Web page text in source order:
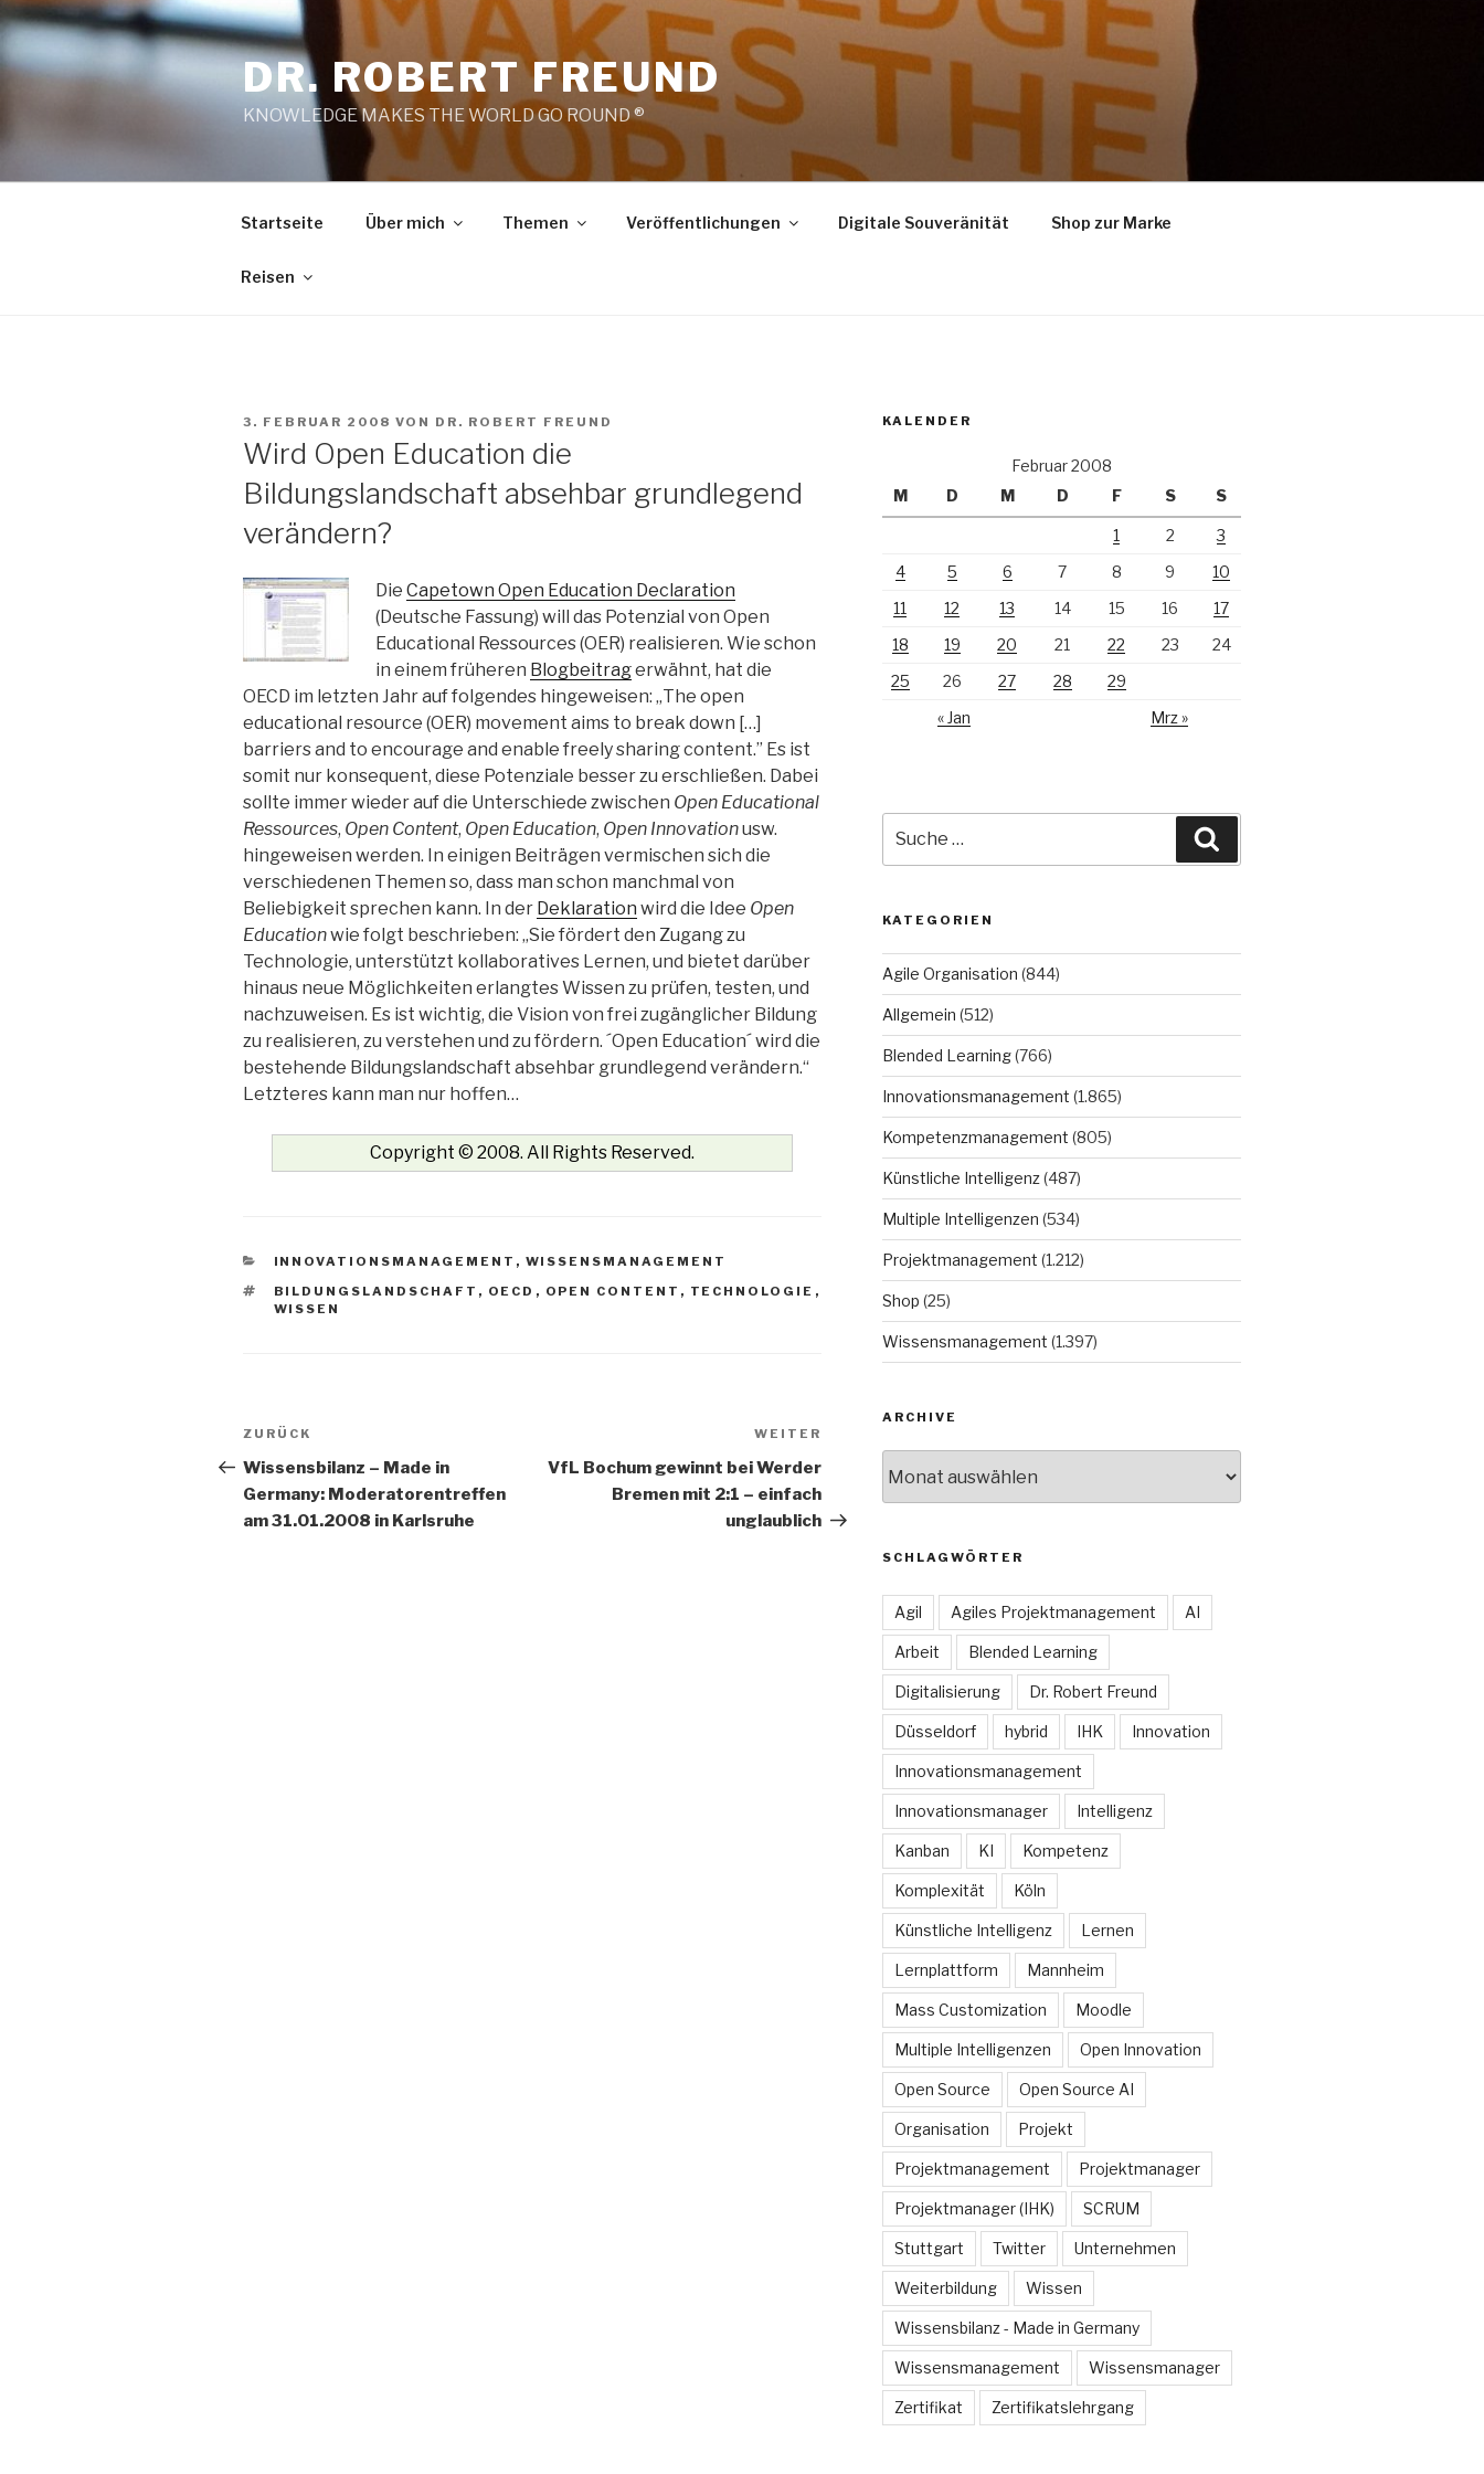
Zum
Inhalt
springen
DR. ROBERT FREUND
KNOWLEDGE MAKES THE WORLD GO ROUND ®
Startseite Über mich Themen Veröffentlichungen Digitale Souveränität Shop zur Marke
Reisen
VERÖFFENTLICHT
3. FEBRUAR 2008 VON DR. ROBERT FREUND
Wird Open Education die
Bildungslandschaft absehbar grundlegend
verändern?
Die Capetown Open Education Declaration
(Deutsche Fassung) will das Potenzial von Open
Educational Ressources (OER) realisieren. Wie schon
in einem früheren Blogbeitragerwähnt, hat die
OECD im letzten Jahr auf folgendes hingeweisen: „The open
educational resource (OER) movement aims to break down […]
barriers and to encourage and enable freely sharing content.” Es ist
somit nur konsequent, diese Potenziale besser zu erschließen. Dabei
sollte immer wieder auf die Unterschiede zwischen Open Educational
Ressources, Open Content, Open Education, Open Innovationusw.
hingeweisen werden. In einigen Beiträgen vermischen sich die
verschiedenen Themen so, dass man schon manchmal von
Beliebigkeit sprechen kann. In der Deklaration wird die Idee Open
Educationwie folgt beschrieben: „Sie fördert den Zugang zu
Technologie, unterstützt kollaboratives Lernen, und bietet darüber
hinaus neue Möglichkeiten erlangtes Wissen zu prüfen, testen, und
nachzuweisen. Es ist wichtig, die Vision von frei zugänglicher Bildung
zu realisieren, zu verstehen und zu fördern. ´Open Education´ wird die
bestehende Bildungslandschaft absehbar grundlegend verändern.“
Letzteres kann man nur hoffen…
Copyright © 2008. All Rights Reserved.
KATEGORIEN
INNOVATIONSMANAGEMENT , WISSENSMANAGEMENT
SCHLAGWÖRTER
BILDUNGSLANDSCHAFT , OECD , OPEN CONTENT , TECHNOLOGIE ,
WISSEN
Beitrags-
Navigation
Vorheriger
Beitrag
ZURÜCK
Wissensbilanz – Made in
Germany: Moderatorentreffen
am 31.01.2008 in Karlsruhe
Beitrag
WEITER
VfL Bochum gewinnt bei Werder
Bremen mit 2:1 – einfach
unglaublich
KALENDER
Februar 2008
M
D M D F S S
1 2
3
4
5 6 7 8 9
10
11
12 13 14 15 16
17
18
19 20 21 22 23
24
25
26 27 28
29
« Jan
Mrz »
nach:
KATEGORIEN
Agile Organisation (844)
Allgemein (512)
Blended Learning(766)
Innovationsmanagement (1.865)
Kompetenzmanagement (805)
Künstliche Intelligenz(487)
Multiple Intelligenzen (534)
Projektmanagement (1.212)
Shop (25)
Wissensmanagement (1.397)
ARCHIVE
SCHLAGWÖRTER
Agil Agiles Projektmanagement AI
Arbeit Blended Learning
Digitalisierung Dr. Robert Freund
Düsseldorf hybrid IHK Innovation
Innovationsmanagement
Innovationsmanager Intelligenz
Kanban KI Kompetenz
Komplexität Köln
Künstliche Intelligenz Lernen
Lernplattform Mannheim
Mass Customization Moodle
Multiple Intelligenzen Open Innovation
Open Source Open Source AI
Organisation Projekt
Projektmanagement Projektmanager
Projektmanager (IHK) SCRUM
Stuttgart Twitter Unternehmen
Weiterbildung Wissen
Wissensbilanz - Made in Germany
Wissensmanagement Wissensmanager
Zertifikat Zertifikatslehrgang